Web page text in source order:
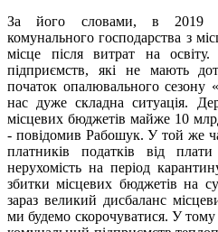
За його словами, в 2019
комунального господарства з
місце після витрат на
підприємств, які не мають
початок опалювального сезону
нас дуже складна ситуація.
місцевих бюджетів майже 10
- повідомив Рабошук. У той же
платників податків від
нерухомість на період
збитки місцевих бюджетів на
зараз великий дисбаланс
ми будемо скорочуватися. У тому